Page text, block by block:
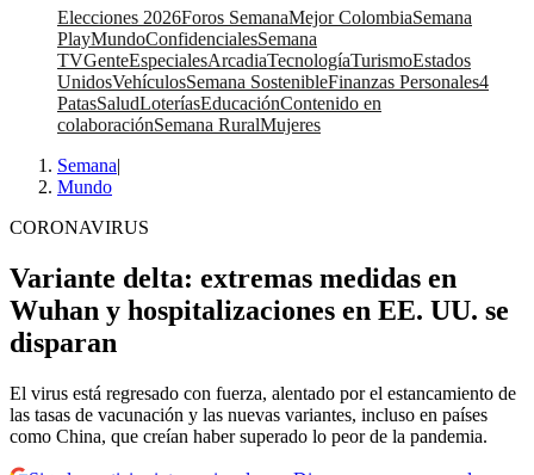
Elecciones 2026Foros SemanaMejor ColombiaSemana
PlayMundoConfidencialesSemana
TVGenteEspecialesArcadiaTecnologíaTurismoEstados
UnidosVehículosSemana SostenibleFinanzas Personales4
PatasSaludLoteríasEducaciónContenido en
colaboraciónSemana RuralMujeres
Semana|
Mundo
CORONAVIRUS
Variante delta: extremas medidas en
Wuhan y hospitalizaciones en EE. UU. se
disparan
El virus está regresado con fuerza, alentado por el estancamiento de
las tasas de vacunación y las nuevas variantes, incluso en países
como China, que creían haber superado lo peor de la pandemia.